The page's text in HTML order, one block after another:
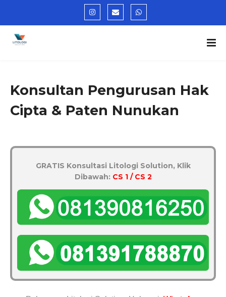
Konsultan Pengurusan Hak
Cipta & Paten Nunukan
GRATIS Konsultasi Litologi Solution, Klik
Dibawah: CS 1 / CS 2